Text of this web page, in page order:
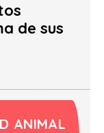
de sus
ANIMAL